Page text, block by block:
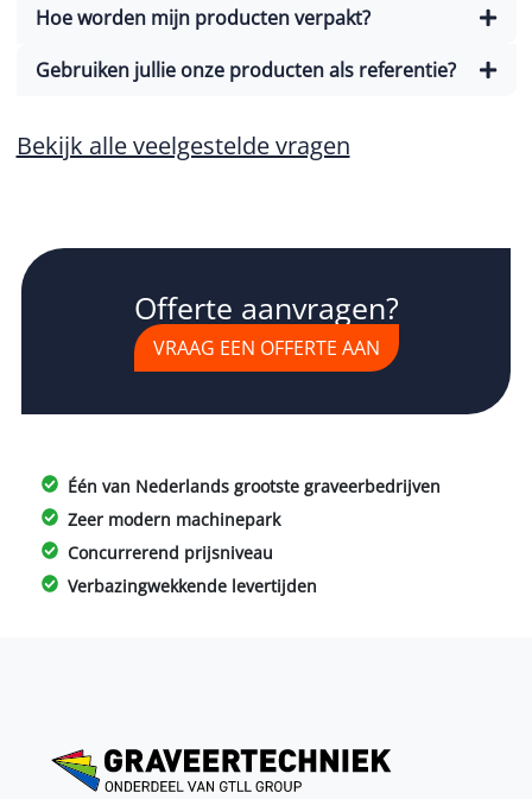
Hoe worden mijn producten verpakt?
Gebruiken jullie onze producten als referentie?
Bekijk alle veelgestelde vragen
Offerte aanvragen?
VRAAG EEN OFFERTE AAN
Één van Nederlands grootste graveerbedrijven
Zeer modern machinepark
Concurrerend prijsniveau
Verbazingwekkende levertijden